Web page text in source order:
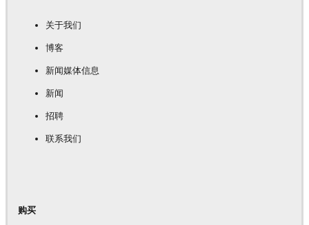
关于我们
博客
新闻媒体信息
新闻
招聘
联系我们
购买